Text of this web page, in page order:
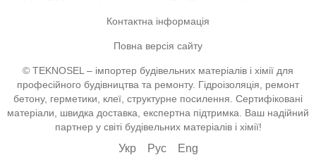
Контактна інформація
Повна версія сайту
© TEKNOSEL – імпортер будівельних матеріалів і хімії для
професійного будівництва та ремонту. Гідроізоляція, ремонт
бетону, герметики, клеї, структурне посилення. Сертифіковані
матеріали, швидка доставка, експертна підтримка. Ваш надійний
партнер у світі будівельних матеріалів і хімії!
Укр Рус Eng